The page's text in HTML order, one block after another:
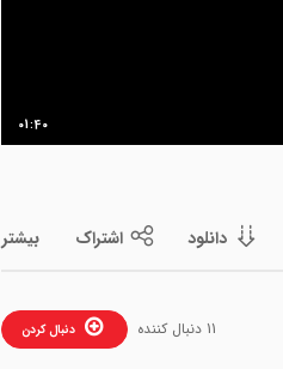
01:40
دانلود اشتراک بیشتر
دنبال کردن 11 دنبال کننده